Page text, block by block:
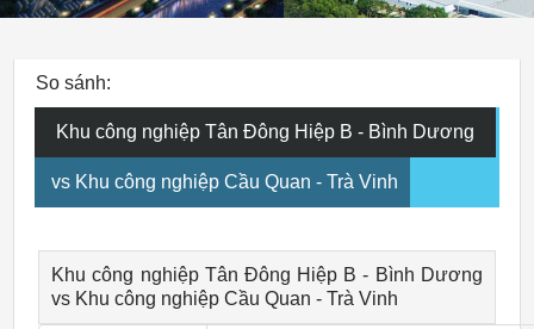
So sánh:
Khu công nghiệp Tân Đông Hiệp B - Bình Dương
vs Khu công nghiệp Cầu Quan - Trà Vinh
Khu công nghiệp Tân Đông Hiệp B - Bình Dương
vs Khu công nghiệp Cầu Quan - Trà Vinh